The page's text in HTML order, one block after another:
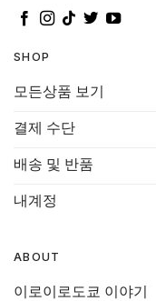
SHOP
모든상품 보기
결제 수단
배송 및 반품
내계정
ABOUT
이로이로도쿄 이야기